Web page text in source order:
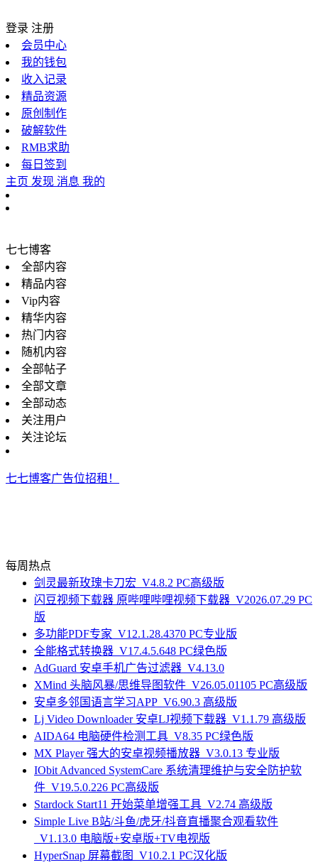
登录 注册
会员中心
我的钱包
收入记录
精品资源
原创制作
破解软件
RMB求助
每日签到
主页 发现 消息 我的
七七博客
全部内容
精品内容
Vip内容
精华内容
热门内容
随机内容
全部帖子
全部文章
全部动态
关注用户
关注论坛
七七博客广告位招租！
每周热点
剑灵最新玫瑰卡刀宏_V4.8.2 PC高级版
闪豆视频下载器 原哔哩哔哩视频下载器_V2026.07.29 PC
版
多功能PDF专家_V12.1.28.4370 PC专业版
全能格式转换器_V17.4.5.648 PC绿色版
AdGuard 安卓手机广告过滤器_V4.13.0
XMind 头脑风暴/思维导图软件_V26.05.01105 PC高级版
安卓多邻国语言学习APP_V6.90.3 高级版
Lj Video Downloader 安卓LJ视频下载器_V1.1.79 高级版
AIDA64 电脑硬件检测工具_V8.35 PC绿色版
MX Player 强大的安卓视频播放器_V3.0.13 专业版
IObit Advanced SystemCare 系统清理维护与安全防护软
件_V19.5.0.226 PC高级版
Stardock Start11 开始菜单增强工具_V2.74 高级版
Simple Live B站/斗鱼/虎牙/抖音直播聚合观看软件
_V1.13.0 电脑版+安卓版+TV电视版
HyperSnap 屏幕截图_V10.2.1 PC汉化版